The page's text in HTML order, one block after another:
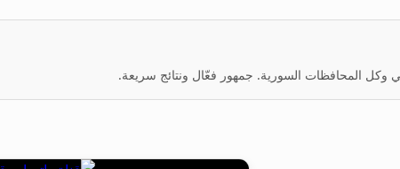
وكل المحافظات السورية. جمهور فعّال ونتائج سريعة.